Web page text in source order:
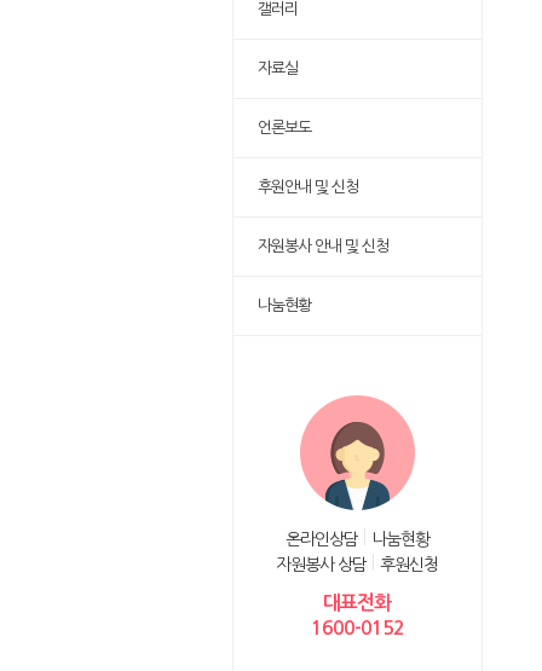
갤러리
자료실
언론보도
후원안내 및 신청
자원봉사 안내 및 신청
나눔현황
온라인상담
나눔현황
자원봉사 상담
후원신청
대표전화
1600-0152